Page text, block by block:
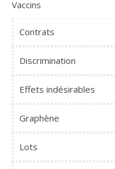
Vaccins
Contrats
Discrimination
Effets indésirables
Graphène
Lots